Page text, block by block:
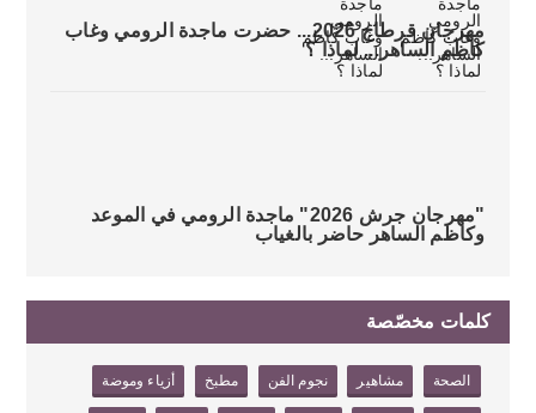
مهرجان قرطاج 2026... حضرت ماجدة الرومي وغاب
كاظم الساهر... لماذا ؟
"مهرجان جرش 2026" ماجدة الرومي في الموعد
وكاظم الساهر حاضر بالغياب
كلمات مخصّصة
الصحة مشاهير نجوم الفن مطبخ أزياء وموضة